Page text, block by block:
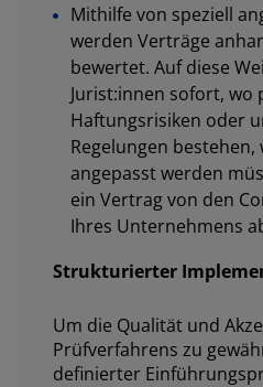
Mithilfe von speziell
werden Verträge
bewertet. Auf diese
Jurist:innen sofort, wo
Haftungsrisiken oder
Regelungen bestehen,
angepasst werden
ein Vertrag von den
Ihres Unternehmens
Strukturierter
Um die Qualität und
Prüfverfahrens zu
definierter